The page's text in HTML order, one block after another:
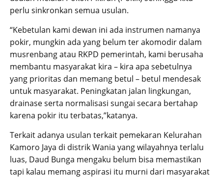
perlu sinkronkan semua usulan.
“Kebetulan kami dewan ini ada instrumen namanya
pokir, mungkin ada yang belum ter akomodir dalam
musrenbang atau RKPD pemerintah, kami berusaha
membantu masyarakat kira – kira apa sebetulnya
yang prioritas dan memang betul – betul mendesak
untuk masyarakat. Peningkatan jalan lingkungan,
drainase serta normalisasi sungai secara bertahap
karena pokir itu terbatas,”katanya.
Terkait adanya usulan terkait pemekaran Kelurahan
Kamoro Jaya di distrik Wania yang wilayahnya terlalu
luas, Daud Bunga mengaku belum bisa memastikan
tapi kalau memang aspirasi itu murni dari masyarakat